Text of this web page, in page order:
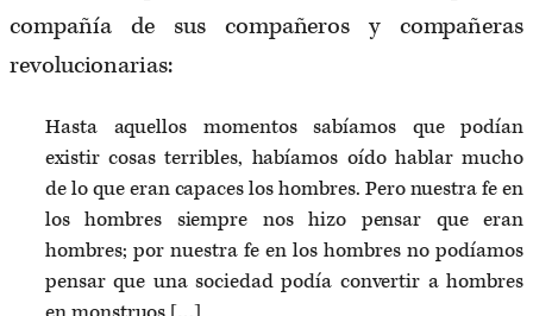
compañía de sus compañeros y compañeras
revolucionarias:
Hasta aquellos momentos sabíamos que podían
existir cosas terribles, habíamos oído hablar mucho
de lo que eran capaces los hombres. Pero nuestra fe en
los hombres siempre nos hizo pensar que eran
hombres; por nuestra fe en los hombres no podíamos
pensar que una sociedad podía convertir a hombres